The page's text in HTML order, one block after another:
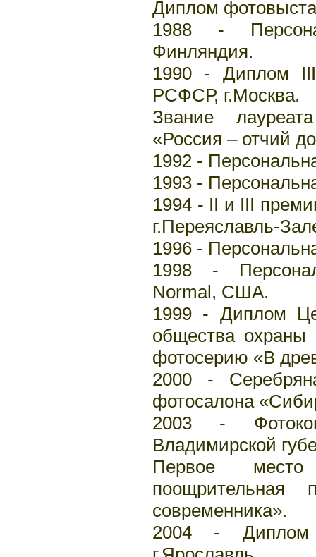
Диплом
1988 -
Финляндия.
1990 - Диплом III
РСФСР, г.Москва.
Звание
«Россия – отчий
1992 -
1993 -
1994 - II и III
г.Переяславль-
1996 -
1998 -
Normal, CША.
1999 - Диплом
общества охраны
фотосерию «В
2000 -
фотосалона
2003 -
Владимирской
Первое
современника».
2004 - Диплом